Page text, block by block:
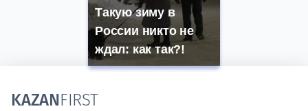
Такую зиму в
России никто не
ждал: как так?!
KAZANFIRST